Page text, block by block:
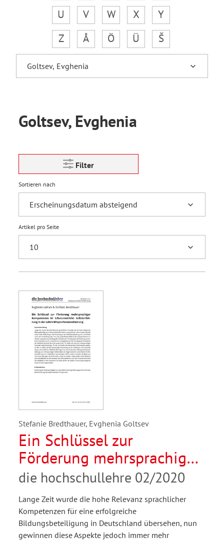
U
V W X
Y
Z
Å Ö Ü Š
Goltsev, Evghenia
Filter
Sortieren nach
Artikel pro Seite
Stefanie Bredthauer, Evghenia Goltsev
Ein Schlüssel zur
Förderung mehrsprachiger
Kompetenzen im
Schulunterricht
die hochschullehre 02/2020
Lange Zeit wurde die hohe Relevanz sprachlicher
Kompetenzen für eine erfolgreiche
Bildungsbeteiligung in Deutschland übersehen, nun
gewinnen diese Aspekte jedoch immer mehr